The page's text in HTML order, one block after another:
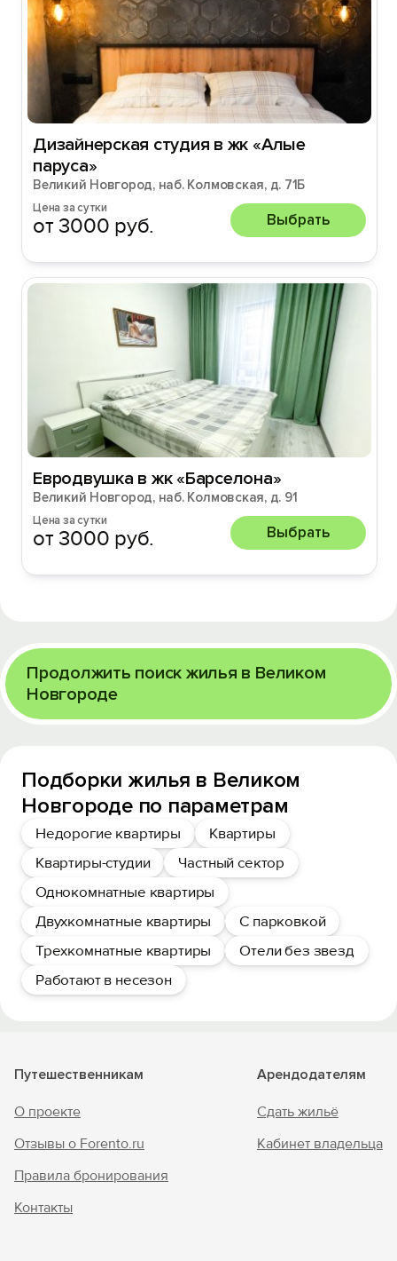
Дизайнерская студия в жк «Алые
паруса»
Великий Новгород, наб. Колмовская, д. 71Б
Цена за сутки
от 3000 руб. Выбрать
Евродвушка в жк «Барселона»
Великий Новгород, наб. Колмовская, д. 91
Цена за сутки
от 3000 руб. Выбрать
Продолжить поиск жилья в Великом
Новгороде
Подборки жилья в Великом
Новгороде по параметрам
Недорогие квартиры
Квартиры
Квартиры-студии
Частный сектор
Однокомнатные квартиры
Двухкомнатные квартиры
С парковкой
Трехкомнатные квартиры
Отели без звезд
Работают в несезон
Путешественникам
О проекте
Отзывы о Forento.ru
Правила бронирования
Контакты
Арендодателям
Сдать жильё
Кабинет владельца